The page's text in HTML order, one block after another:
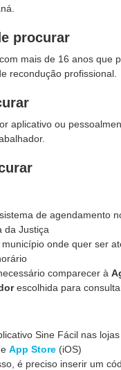
procurar
mais de 16 anos que
recondução profissional.
aplicativo ou
de agendamento
da Justiça
onde quer ser
comparecer à
escolhida para
Sine Fácil nas lojas
App Store (iOS)
é preciso inserir um